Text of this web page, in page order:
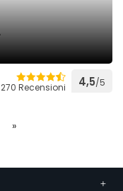
270 Recensioni 4,5/5
»